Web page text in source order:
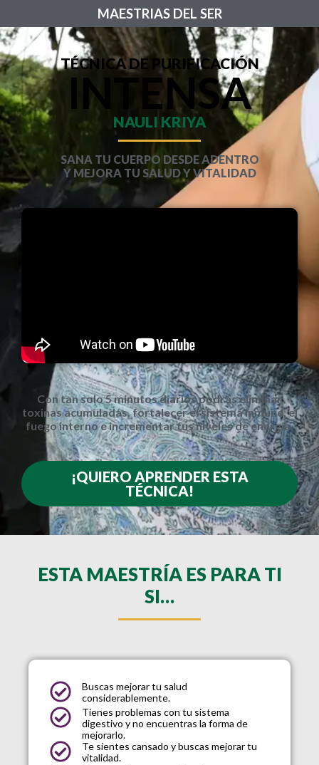
MAESTRIAS DEL SER
TÉCNICA DE PURIFICACIÓN
INTENSA
NAULI KRIYA
SANA TU CUERPO DESDE ADENTRO
Y MEJORA TU SALUD Y VITALIDAD
Con tan solo 5 minutos diarios podrás eliminar
toxinas acumuladas, fortalecer el sistema inmune, el
fuego interno e incrementar tus niveles de energía.
¡QUIERO APRENDER ESTA
TÉCNICA!
ESTA MAESTRÍA ES PARA TI
SI…
Buscas mejorar tu salud
considerablemente.
Tienes problemas con tu sistema
digestivo y no encuentras la forma de
mejorarlo.
Te sientes cansado y buscas mejorar tu
vitalidad.